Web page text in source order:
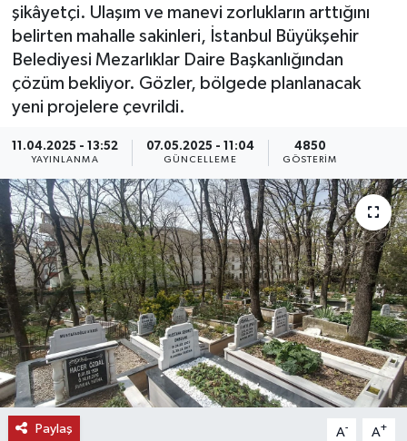
şikâyetçi. Ulaşım ve manevi zorlukların arttığını
belirten mahalle sakinleri, İstanbul Büyükşehir
Belediyesi Mezarlıklar Daire Başkanlığından
çözüm bekliyor. Gözler, bölgede planlanacak
yeni projelere çevrildi.
11.04.2025 - 13:52
YAYINLANMA
07.05.2025 - 11:04
GÜNCELLEME
4850
GÖSTERIM
Paylaş A- A+
KEMERBURGAZ
KÜLTÜR - SANAT
MAGAZİN
ÖZEL HABER
SAĞLIK
SPOR
TEKNOLOJİ
TİCARET
YAŞAM